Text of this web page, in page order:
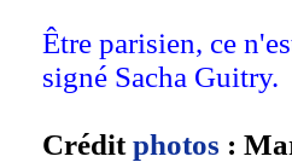
Être parisien, ce
signé Sacha Guitry.
Créditphotos :